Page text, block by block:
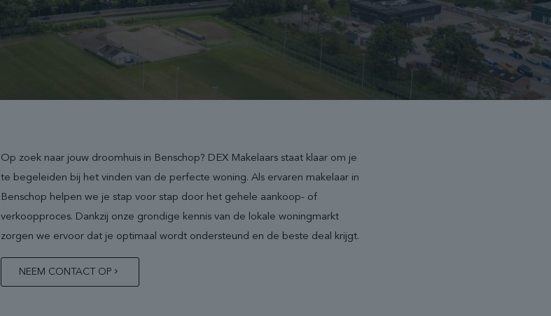
Op zoek naar jouw droomhuis in Benschop? DEX Makelaars staat klaar om je
te begeleiden bij het vinden van de perfecte woning. Als ervaren makelaar in
Benschop helpen we je stap voor stap door het gehele aankoop- of
verkoopproces. Dankzij onze grondige kennis van de lokale woningmarkt
zorgen we ervoor dat je optimaal wordt ondersteund en de beste deal krijgt.
NEEM CONTACT OP